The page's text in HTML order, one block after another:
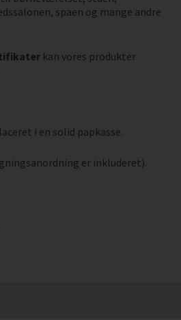
spaen og mange andre
kan vores produkter
i en solid papkasse.
er inkluderet).